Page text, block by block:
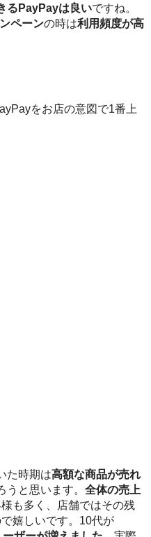
るPayPayは良いですね。
ペーンの時は利用頻度が高
をお店の意図で1番上
た時期は高額な商品が売れ
と思います。 全体の売上
も多く、店舗ではその残
嬉しいです。10代が